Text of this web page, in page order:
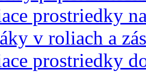
prostriedky
v roliach a
prostriedky